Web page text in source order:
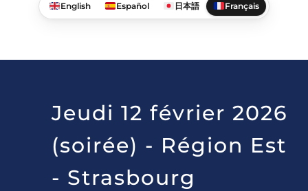
English Español 日本語 Français
Jeudi 12 février 2026
(soirée) - Région Est
- Strasbourg